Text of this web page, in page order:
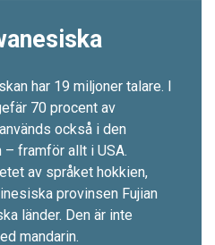
har 19 miljoner talare. I
70 procent av
också i den
framför allt i USA.
av språket hokkien,
provinsen Fujian
länder. Den är inte
mandarin.